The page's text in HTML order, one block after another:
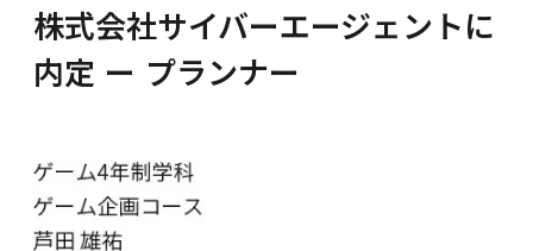
株式会社サイバーエージェントに
内定 ー プランナー